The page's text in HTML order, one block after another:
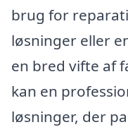
brug for
løsninger eller
en bred vifte af
kan en
løsninger, der